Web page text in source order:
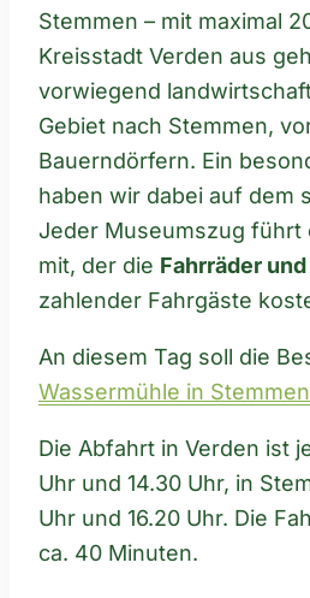
Stemmen – mit maximal
Kreisstadt Verden aus
vorwiegend
Gebiet nach Stemmen,
Bauerndörfern. Ein
haben wir dabei auf dem
Jeder Museumszug führt
mit, der die Fahrräder
zahlender Fahrgäste
An diesem Tag soll die
Wassermühle in Stemmen
Die Abfahrt in Verden ist
Uhr und 14.30 Uhr, in
Uhr und 16.20 Uhr. Die
ca. 40 Minuten.